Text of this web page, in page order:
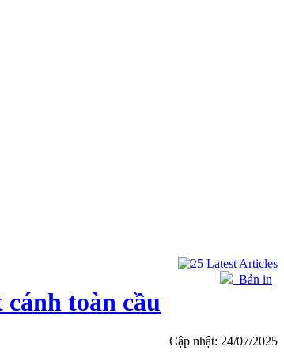
Bản in
toàn cầu
Cập nhật: 24/07/2025